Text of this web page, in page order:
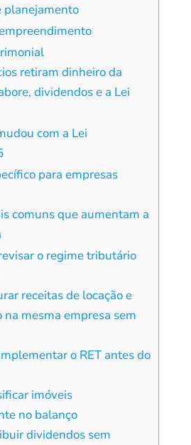
planejamento
retiram dinheiro da
dividendos e a Lei
com a Lei
para empresas
comuns que aumentam a
o regime tributário
receitas de locação e
na mesma empresa sem
o RET antes do
imóveis
no balanço
dividendos sem